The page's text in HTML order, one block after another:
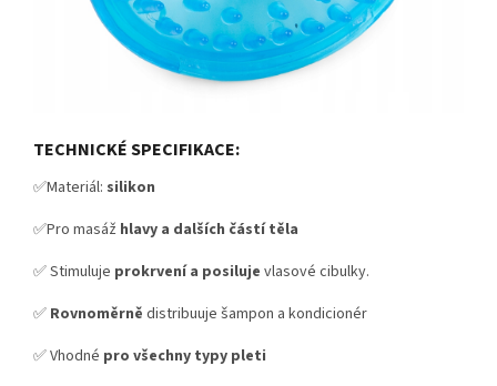
TECHNICKÉ SPECIFIKACE:
✅Materiál: silikon
✅Pro masáž hlavy a dalších částí těla
✅ Stimuluje prokrvení a posiluje vlasové cibulky.
✅ Rovnoměrně distribuuje šampon a kondicionér
✅ Vhodné pro všechny typy pleti